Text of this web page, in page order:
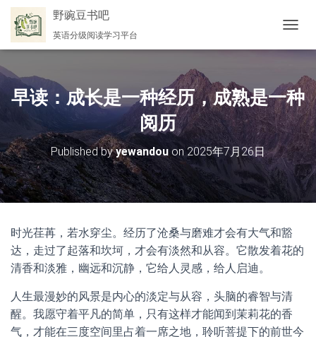
野豌豆书吧
英语分级阅读学习平台
换
早读：成长是一种经历，成熟是一种
阅历
Published byyewandou on2025年7月26日
时光荏苒，若水穿尘。经历了沧桑与磨难才会有大气和豁
达，走过了起落和坎坷，才会有淡然和从容。它散发着花的
清香和淡雅，幽远和沉静，它给人灵感，给人启迪。
人生最漫妙的风景是内心的淡定与从容，头脑的睿智与清
醒。我愿守着平凡的简单，只有这样才能闻到茉莉花的香
气，才能在三度空间里占着一席之地，聆听菩提下的前世今